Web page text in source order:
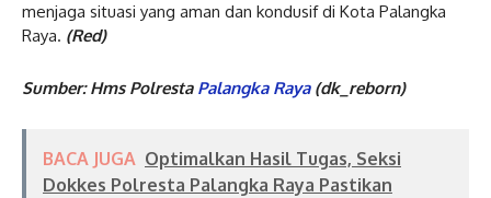
menjaga situasi yang aman dan kondusif di Kota Palangka
Raya. (Red)
Sumber: Hms Polresta Palangka Raya(dk_reborn)
BACA JUGA Optimalkan Hasil Tugas, Seksi
Dokkes Polresta Palangka Raya Pastikan